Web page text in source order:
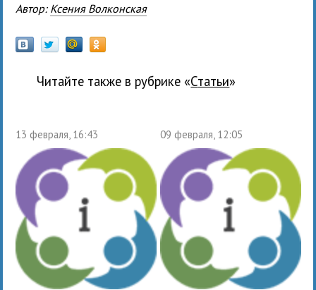
Автор: Ксения Волконская
Читайте также в рубрике « Статьи»
13 февраля, 16:43 09 февраля, 12:05